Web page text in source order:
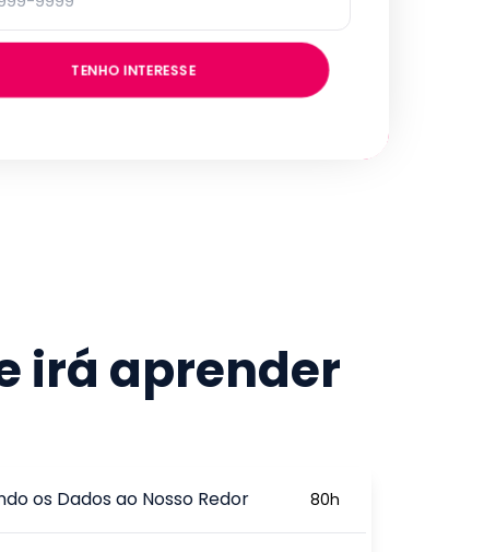
TENHO INTERESSE
irá aprender
os Dados ao Nosso Redor 80h